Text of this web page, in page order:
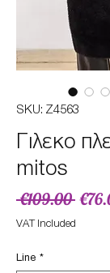
SKU: Z4563
Γιλεκο
mitos
€109.00
Price
VAT Included
Line *